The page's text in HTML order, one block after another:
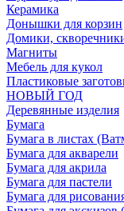
Керамика
Донышки для корзин
Домики,
Магниты
Мебель для кукол
Пластиковые
НОВЫЙ ГОД
Деревянные изделия
Бумага
Бумага в листах
Бумага для акварели
Бумага для акрила
Бумага для пастели
Бумага для